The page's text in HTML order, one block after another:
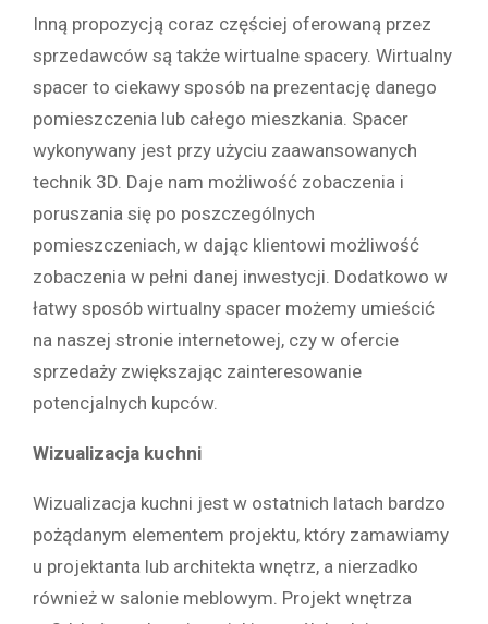
Inną propozycją coraz częściej oferowaną przez
sprzedawców są także wirtualne spacery. Wirtualny
spacer to ciekawy sposób na prezentację danego
pomieszczenia lub całego mieszkania. Spacer
wykonywany jest przy użyciu zaawansowanych
technik 3D. Daje nam możliwość zobaczenia i
poruszania się po poszczególnych
pomieszczeniach, w dając klientowi możliwość
zobaczenia w pełni danej inwestycji. Dodatkowo w
łatwy sposób wirtualny spacer możemy umieścić
na naszej stronie internetowej, czy w ofercie
sprzedaży zwiększając zainteresowanie
potencjalnych kupców.
Wizualizacja kuchni
Wizualizacja kuchni jest w ostatnich latach bardzo
pożądanym elementem projektu, który zamawiamy
u projektanta lub architekta wnętrz, a nierzadko
również w salonie meblowym. Projekt wnętrza